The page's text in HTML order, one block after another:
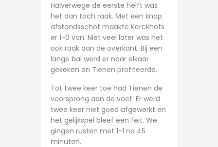
Halverwege de eerste helft was
het dan toch raak. Met een knap
afstandsschot maakte Kerckhofs
er 1-0 van. Niet veel later was het
ook raak aan de overkant. Bij een
lange bal werd er naar elkaar
gekeken en Tienen profiteerde.
Tot twee keer toe had Tienen de
voorsprong aan de voet. Er werd
twee keer niet goed afgewerkt en
het gelijkspel bleef een feit. We
gingen rusten met 1-1 na 45
minuten.